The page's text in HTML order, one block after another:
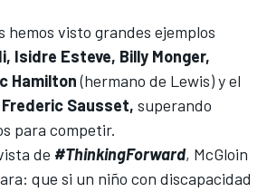
hemos visto grandes ejemplos
Isidre Esteve, Billy Monger,
Hamilton(hermano de Lewis) y el
Frederic Sausset, superando
para competir.
de #ThinkingForward, McGloin
que si un niño con discapacidad